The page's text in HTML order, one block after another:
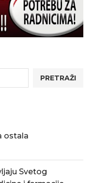
PRETRAŽI
ostala
Svetog